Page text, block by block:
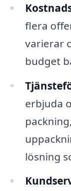
flera
varierar
budget
erbjuda
lösning